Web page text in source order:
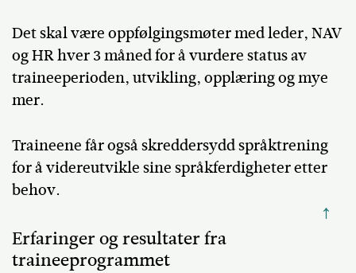
Det skal være oppfølgingsmøter med leder, NAV
og HR hver 3 måned for å vurdere status av
traineeperioden, utvikling, opplæring og mye
mer.
Traineene får også skreddersydd språktrening
for å videreutvikle sine språkferdigheter etter
behov.
↑
Erfaringer og resultater fra
traineeprogrammet